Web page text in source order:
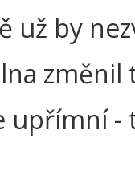
už by
změnil
upřímní -